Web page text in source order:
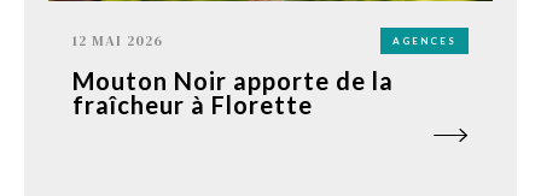
12 MAI 2026 AGENCES
Mouton Noir apporte de la
fraîcheur à Florette